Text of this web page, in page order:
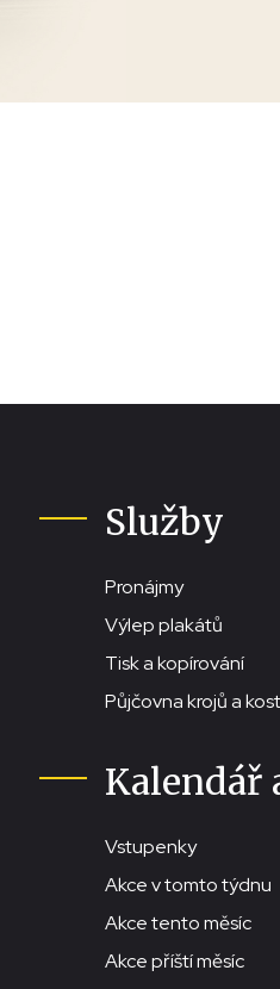
Služby
Pronájmy
Výlep plakátů
Tisk a kopírování
Půjčovna krojů a
Kalendář
Vstupenky
Akce v tomto týdnu
Akce tento měsíc
Akce příští měsíc